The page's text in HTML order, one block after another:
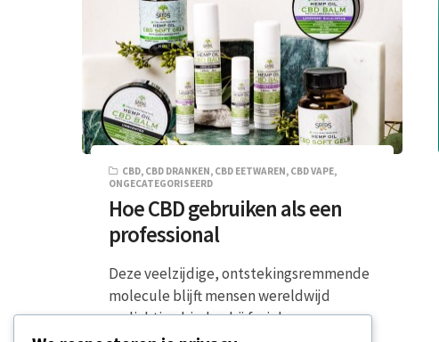
CBD, CBD DRANKEN, CBD EETWAREN, CBD VAPE,
ONGECATEGORISEERD
Hoe CBD gebruiken als een
professional
Deze veelzijdige, ontstekingsremmende
molecule blijft mensen wereldwijd
verlichting bieden bij fysieke en